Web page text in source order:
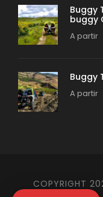
Buggy
buggy
A partir
Buggy
A partir
COPYRIGHT